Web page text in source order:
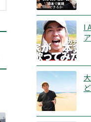
I